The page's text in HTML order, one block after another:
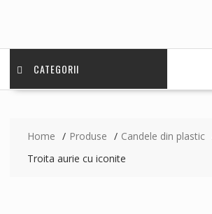
CATEGORII
Home Produse
Candele din plastic
Troita aurie cu iconite